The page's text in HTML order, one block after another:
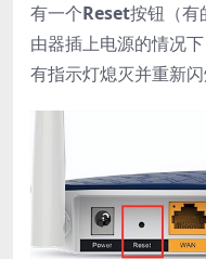
有一个Reset按钮（有
由器插上电源的情况
有指示灯熄灭并重新闪